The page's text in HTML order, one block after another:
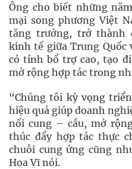
Ông cho biết những
mại song phương Việt
tăng trưởng, trở thành
kinh tế giữa Trung Quốc
có tính bổ trợ cao, tạo
mở rộng hợp tác trong
“Chúng tôi kỳ vọng
hiệu quả giúp doanh
nối cung – cầu, mở
thúc đẩy hợp tác thực
chuỗi cung ứng cũng
Hoa Vĩ nói.